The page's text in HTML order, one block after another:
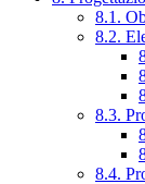
8.1.
8.2.
8.3.
8.4.